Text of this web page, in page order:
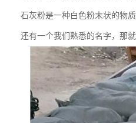
石灰粉是一种白色粉末状的物
还有一个我们熟悉的名字，那